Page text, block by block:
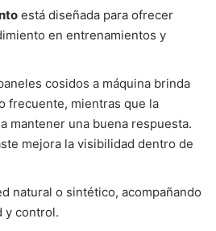
está diseñada para ofrecer
en entrenamientos y
cosidos a máquina brinda
frecuente, mientras que la
mantener una buena respuesta.
mejora la visibilidad dentro de
natural o sintético, acompañando
y control.